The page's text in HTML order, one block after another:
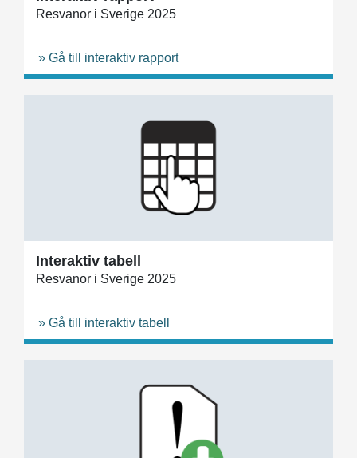
Resvanor i Sverige 2025
» Gå till interaktiv rapport
Interaktiv tabell
Resvanor i Sverige 2025
» Gå till interaktiv tabell